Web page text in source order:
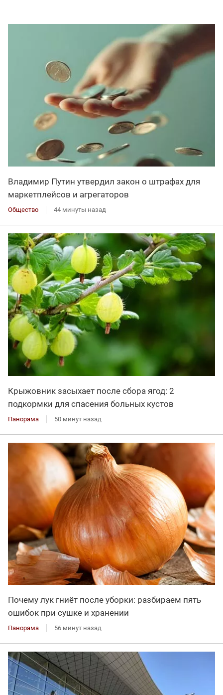
Владимир Путин утвердил закон о штрафах для
маркетплейсов и агрегаторов
Общество 44 минуты назад
Крыжовник засыхает после сбора ягод: 2
подкормки для спасения больных кустов
Панорама 50 минут назад
Почему лук гниёт после уборки: разбираем пять
ошибок при сушке и хранении
Панорама 56 минут назад